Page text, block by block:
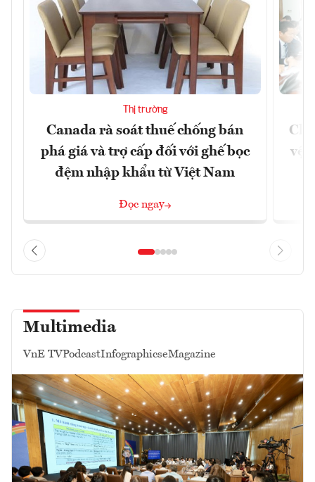
Thị trường
Canada rà soát thuế chống bán
phá giá và trợ cấp đối với ghế bọc
đệm nhập khẩu từ Việt Nam
Đọc ngay
vệ
Multimedia
VnE TVPodcastInfographicseMagazine